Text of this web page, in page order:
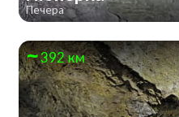
Печера
392 км